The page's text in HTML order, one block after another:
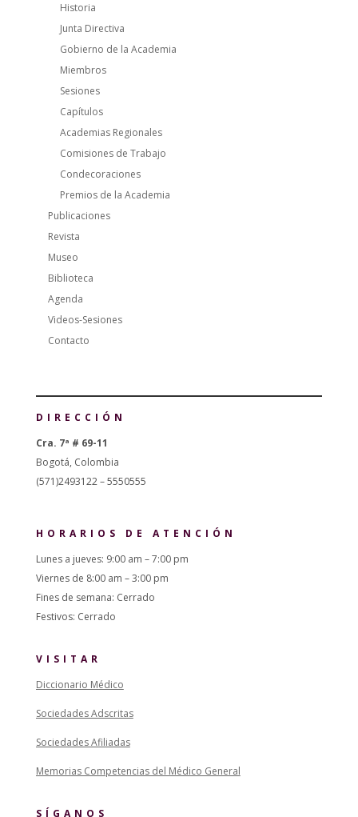
Historia
Junta Directiva
Gobierno de la Academia
Miembros
Sesiones
Capítulos
Academias Regionales
Comisiones de Trabajo
Condecoraciones
Premios de la Academia
Publicaciones
Revista
Museo
Biblioteca
Agenda
Videos-Sesiones
Contacto
DIRECCIÓN
Cra. 7ª # 69-11
Bogotá, Colombia
(571)2493122 – 5550555
HORARIOS DE ATENCIÓN
Lunes a jueves: 9:00 am – 7:00 pm
Viernes de 8:00 am – 3:00 pm
Fines de semana: Cerrado
Festivos: Cerrado
VISITAR
Diccionario Médico
Sociedades Adscritas
Sociedades Afiliadas
Memorias Competencias del Médico General
SÍGANOS